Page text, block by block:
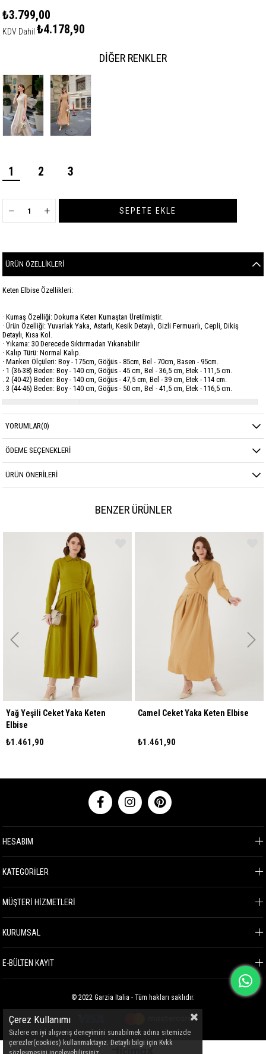
₺3.799,00
KDV Dahil ₺4.178,90
DIĞER RENKLER
1 2 3
ÜRÜN ÖZELLIKLERI
Keten Elbise Özellikleri:
· Kumaş Özelliği: Dokuma Keten Kumaştan Üretilmiştir.
· Ürün Özelliği: Yuvarlak Yaka, Astarlı, Kesik Detaylı, Gizli Fermuarlı, Cepli, Dikiş
Detaylı, Kısa Kol.
· Yıkama: 30 Derecede Sıktırmadan Yıkanabilir
· Kalıp Türü: Normal Kalıp.
· Manken Ölçüleri: Boy - 175cm, Göğüs - 85cm, Bel - 70cm, Basen - 95cm.
· 1 (36-38) Beden: Boy - 140 cm, Göğüs - 45 cm, Bel - 36,5 cm, Etek - 111,5 cm.
. 2 (40-42) Beden: Boy - 140 cm, Göğüs - 47,5 cm, Bel - 39 cm, Etek - 114 cm.
. 3 (44-46) Beden: Boy - 140 cm, Göğüs - 50 cm, Bel - 41,5 cm, Etek - 116,5 cm.
Sezon
Kumaş Cinsi
YORUMLAR(0)
ÖDEME SEÇENEKLERI
ÜRÜN ÖNERILERI
BENZER ÜRÜNLER
Camel Ceket Yaka Keten Elbise Bej Ceket Yaka Keten
HESABIM
KATEGORİLER
MÜŞTERİ HİZMETLERİ
KURUMSAL
E-BÜLTEN KAYIT
© 2022 Garzia Italia - Tüm hakları saklıdır.
Çerez Kullanımı
Sizlere en iyi alışveriş deneyimini sunabilmek adına sitemizde
çerezler(cookies) kullanmaktayız. Detaylı bilgi için Kvkk